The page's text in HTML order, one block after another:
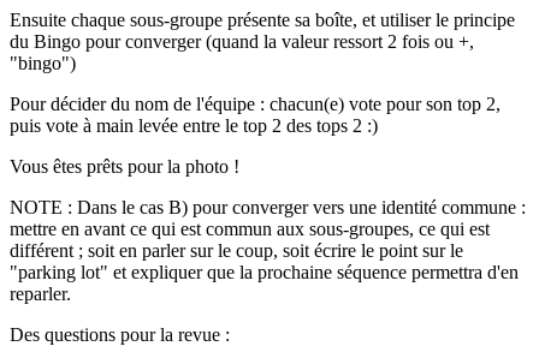
Ensuite chaque sous-groupe présente sa boîte, et utiliser le principe
du Bingo pour converger (quand la valeur ressort 2 fois ou +,
"bingo")
Pour décider du nom de l'équipe : chacun(e) vote pour son top 2,
puis vote à main levée entre le top 2 des tops 2 :)
Vous êtes prêts pour la photo !
NOTE : Dans le cas B) pour converger vers une identité commune :
mettre en avant ce qui est commun aux sous-groupes, ce qui est
différent ; soit en parler sur le coup, soit écrire le point sur le
"parking lot" et expliquer que la prochaine séquence permettra d'en
reparler.
Des questions pour la revue :